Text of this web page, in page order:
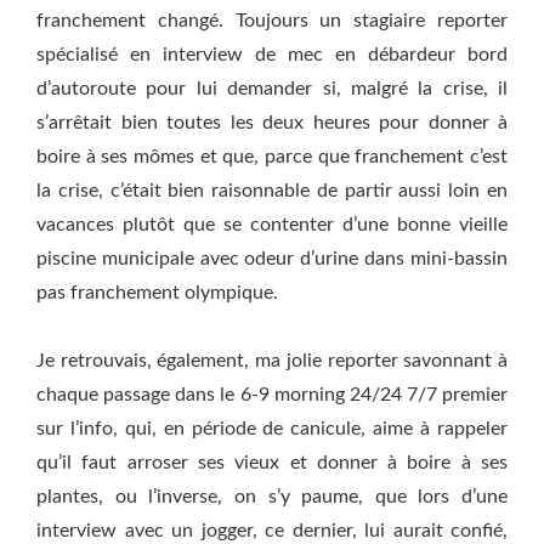
franchement changé. Toujours un stagiaire reporter
spécialisé en interview de mec en débardeur bord
d’autoroute pour lui demander si, malgré la crise, il
s’arrêtait bien toutes les deux heures pour donner à
boire à ses mômes et que, parce que franchement c’est
la crise, c’était bien raisonnable de partir aussi loin en
vacances plutôt que se contenter d’une bonne vieille
piscine municipale avec odeur d’urine dans mini-bassin
pas franchement olympique.
Je retrouvais, également, ma jolie reporter savonnant à
chaque passage dans le 6-9 morning 24/24 7/7 premier
sur l’info, qui, en période de canicule, aime à rappeler
qu’il faut arroser ses vieux et donner à boire à ses
plantes, ou l’inverse, on s’y paume, que lors d’une
interview avec un jogger, ce dernier, lui aurait confié,